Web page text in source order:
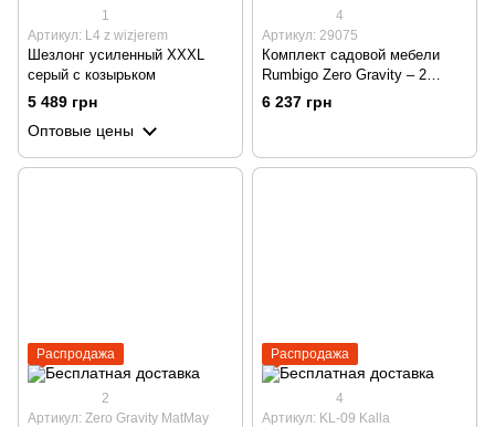
1
Артикул: L4 z wizjerem
Шезлонг усиленный XXXL
серый с козырьком
5 489 грн
Оптовые цены
4
Артикул: 29075
Комплект садовой мебели
Rumbigo Zero Gravity – 2
шезлонга и столик для
отдыха, нагрузка до 120 кг
6 237 грн
Распродажа
2
Артикул: Zero Gravity MatMay
Распродажа
4
Артикул: KL-09 Kalla